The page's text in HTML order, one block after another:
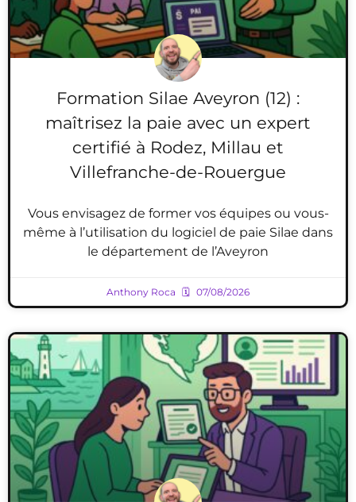
Formation Silae Aveyron (12) :
maîtrisez la paie avec un expert
certifié à Rodez, Millau et
Villefranche-de-Rouergue
Vous envisagez de former vos équipes ou vous-
même à l’utilisation du logiciel de paie Silae dans
le département de l’Aveyron
Anthony Roca 07/08/2026